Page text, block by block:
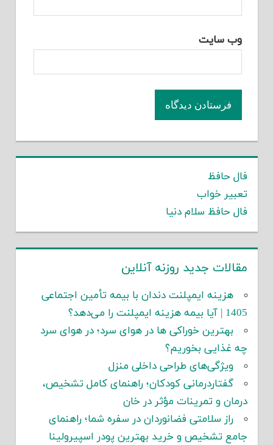
وب‌ سایت
فال حافظ
تعبیر خواب
فال حافظ سلام دنیا
مقالات جدید روزنه آنلاین
هزینه ایمپلنت دندان با بیمه تأمین اجتماعی
1405 | آیا بیمه هزینه ایمپلنت را می‌دهد؟
بهترین خوراکی ها در هوای سرد؛ در هوای سرد
چه غذایی بخوریم؟
ویژگی‌های طراحی داخلی منزل
گفتاردرمانی کودکان؛ راهنمای کامل تشخیص،
درمان و تمرینات مؤثر در خان
راز سلامتی فضانوردان در سفره شما؛ راهنمای
جامع تشخیص و خرید بهترین پودر اسپیرولینا